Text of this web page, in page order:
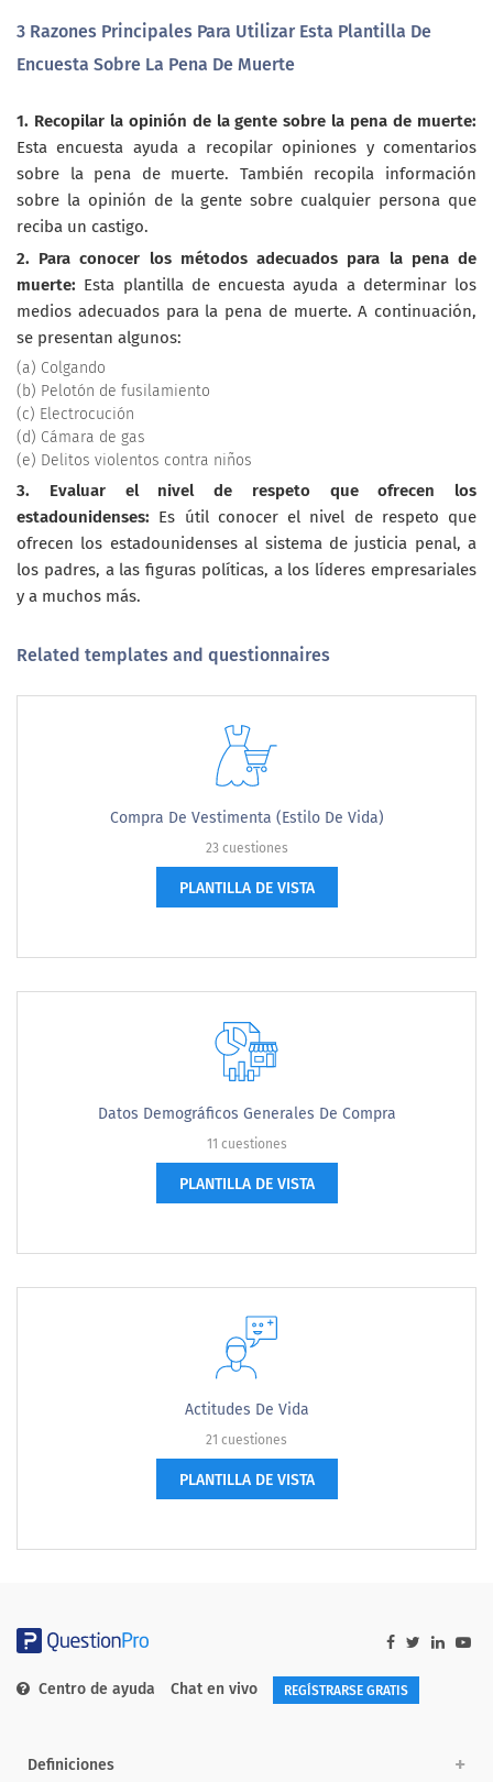
3 Razones Principales Para Utilizar Esta Plantilla De
Encuesta Sobre La Pena De Muerte
1. Recopilar la opinión de la gente sobre la pena de muerte:
Esta encuesta ayuda a recopilar opiniones y comentarios
sobre la pena de muerte. También recopila información
sobre la opinión de la gente sobre cualquier persona que
reciba un castigo.
2. Para conocer los métodos adecuados para la pena de
muerte: Esta plantilla de encuesta ayuda a determinar los
medios adecuados para la pena de muerte. A continuación,
se presentan algunos:
(a) Colgando
(b) Pelotón de fusilamiento
(c) Electrocución
(d) Cámara de gas
(e) Delitos violentos contra niños
3. Evaluar el nivel de respeto que ofrecen los
estadounidenses: Es útil conocer el nivel de respeto que
ofrecen los estadounidenses al sistema de justicia penal, a
los padres, a las figuras políticas, a los líderes empresariales
y a muchos más.
Related templates and questionnaires
Compra De Vestimenta (Estilo De Vida)
23 cuestiones
PLANTILLA DE VISTA
Datos Demográficos Generales De Compra
11 cuestiones
PLANTILLA DE VISTA
Actitudes De Vida
21 cuestiones
PLANTILLA DE VISTA
Centro de ayuda Chat en vivo REGÍSTRARSE GRATIS
Definiciones